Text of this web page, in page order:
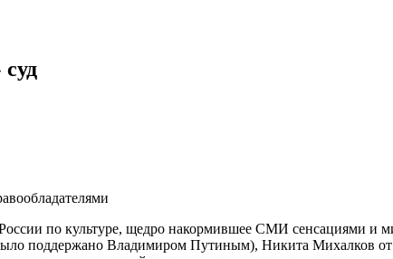
России по культуре, щедро накормившее СМИ сенсациями
поддержано Владимиром Путиным), Никита Михалков